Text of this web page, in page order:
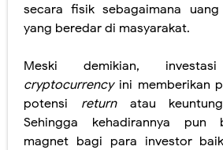
secara fisik sebagaimana
yang beredar di masyarakat.
Meski demikian,
cryptocurrency ini memberikan
potensi return atau
Sehingga kehadirannya pun
magnet bagi para investor